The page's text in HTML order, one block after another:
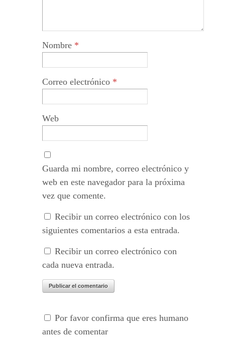
Nombre *
Correo electrónico *
Web
Guarda mi nombre, correo electrónico y
web en este navegador para la próxima
vez que comente.
Recibir un correo electrónico con los
siguientes comentarios a esta entrada.
Recibir un correo electrónico con
cada nueva entrada.
Por favor confirma que eres humano
antes de comentar